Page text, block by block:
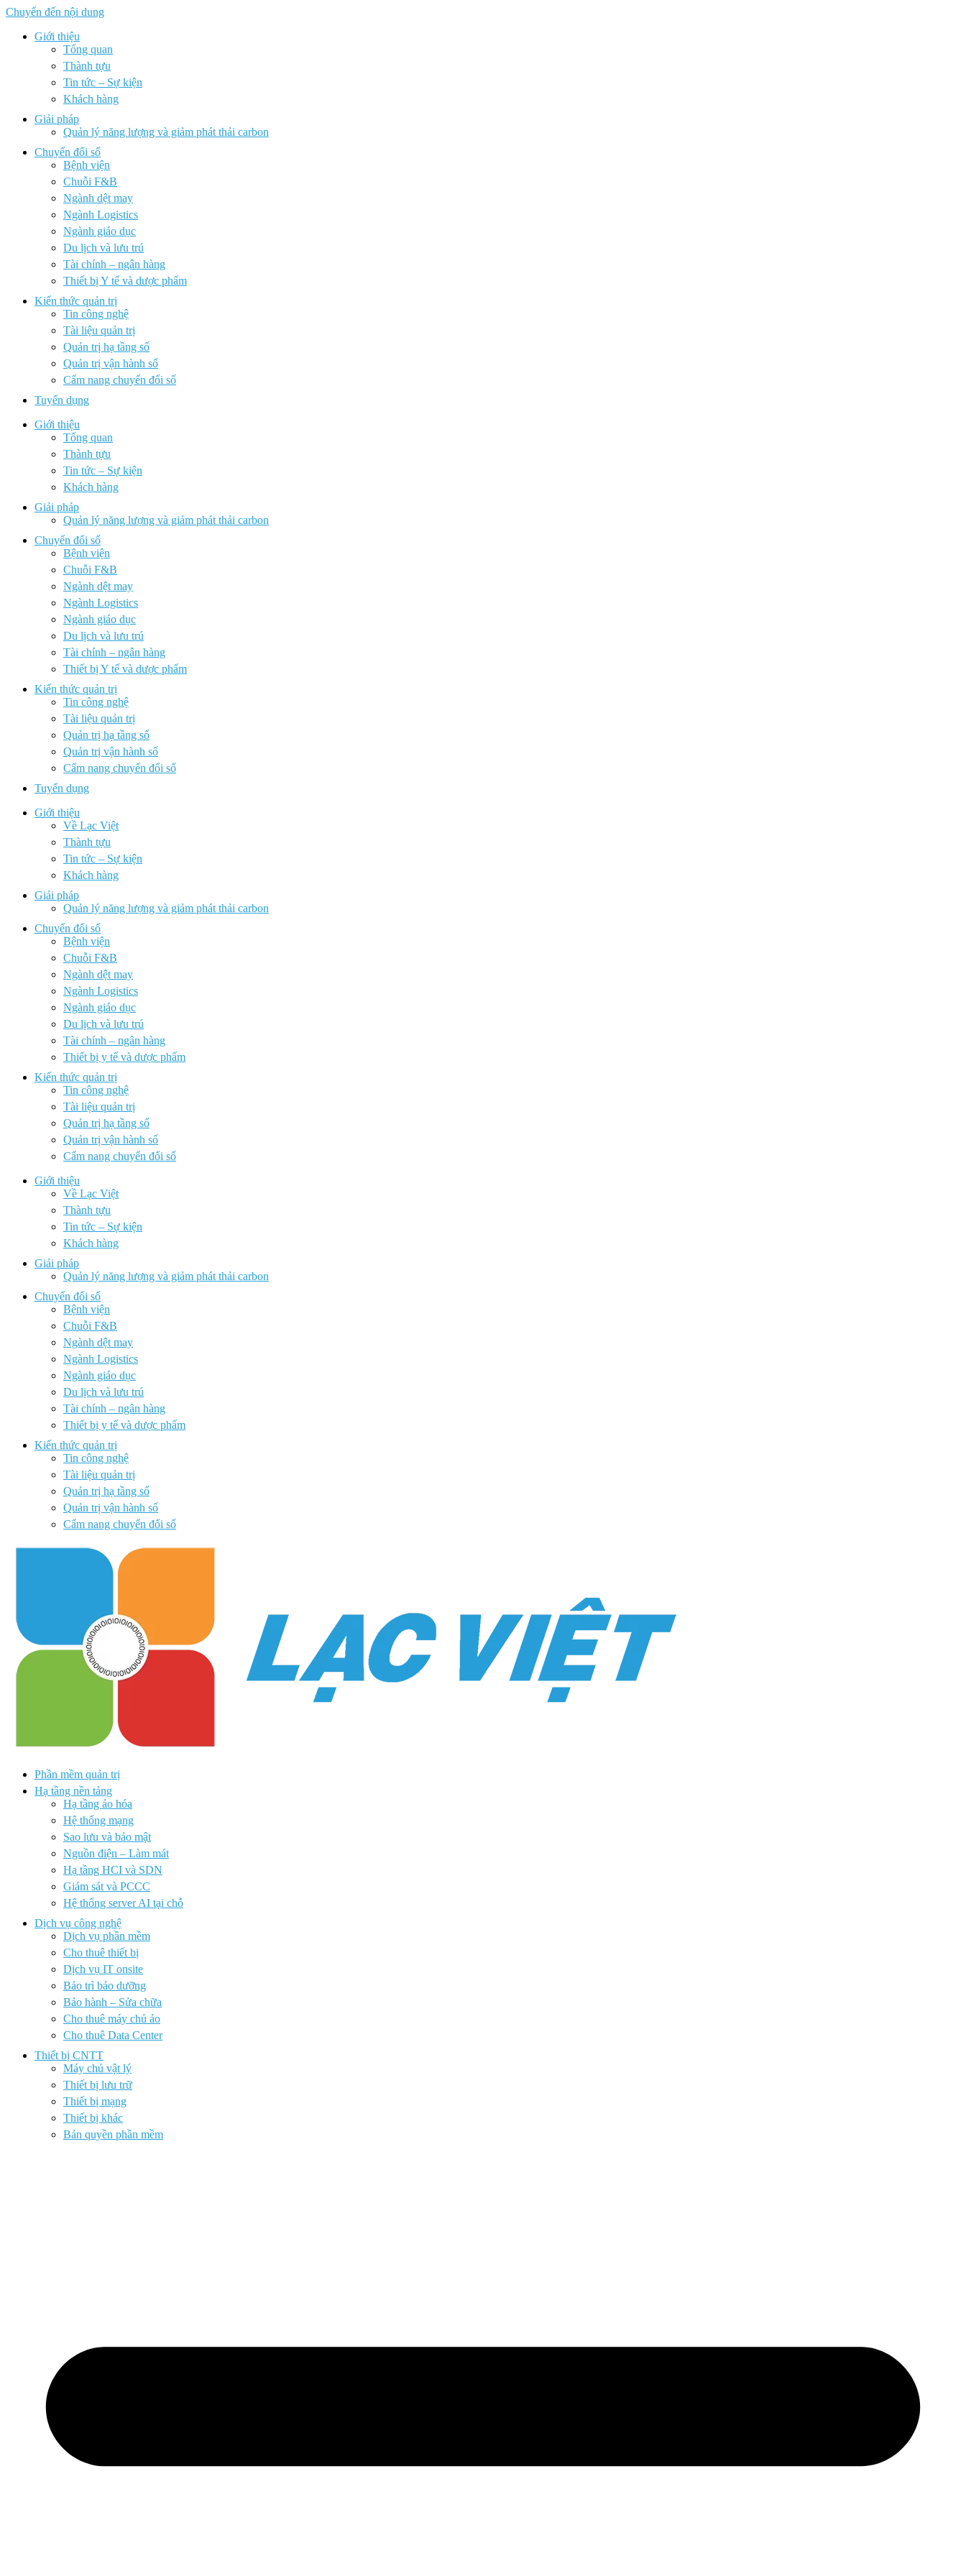
Chuyển đến nội dung
Giới thiệu
Tổng quan
Thành tựu
Tin tức – Sự kiện
Khách hàng
Giải pháp
Quản lý năng lượng và giảm phát thải carbon
Chuyển đổi số
Bệnh viện
Chuỗi F&B
Ngành dệt may
Ngành Logistics
Ngành giáo dục
Du lịch và lưu trú
Tài chính – ngân hàng
Thiết bị Y tế và dược phẩm
Kiến thức quản trị
Tin công nghệ
Tài liệu quản trị
Quản trị hạ tầng số
Quản trị vận hành số
Cẩm nang chuyển đổi số
Tuyển dụng
Giới thiệu
Tổng quan
Thành tựu
Tin tức – Sự kiện
Khách hàng
Giải pháp
Quản lý năng lượng và giảm phát thải carbon
Chuyển đổi số
Bệnh viện
Chuỗi F&B
Ngành dệt may
Ngành Logistics
Ngành giáo dục
Du lịch và lưu trú
Tài chính – ngân hàng
Thiết bị Y tế và dược phẩm
Kiến thức quản trị
Tin công nghệ
Tài liệu quản trị
Quản trị hạ tầng số
Quản trị vận hành số
Cẩm nang chuyển đổi số
Tuyển dụng
Giới thiệu
Về Lạc Việt
Thành tựu
Tin tức – Sự kiện
Khách hàng
Giải pháp
Quản lý năng lượng và giảm phát thải carbon
Chuyển đổi số
Bệnh viện
Chuỗi F&B
Ngành dệt may
Ngành Logistics
Ngành giáo dục
Du lịch và lưu trú
Tài chính – ngân hàng
Thiết bị y tế và dược phẩm
Kiến thức quản trị
Tin công nghệ
Tài liệu quản trị
Quản trị hạ tầng số
Quản trị vận hành số
Cẩm nang chuyển đổi số
Giới thiệu
Về Lạc Việt
Thành tựu
Tin tức – Sự kiện
Khách hàng
Giải pháp
Quản lý năng lượng và giảm phát thải carbon
Chuyển đổi số
Bệnh viện
Chuỗi F&B
Ngành dệt may
Ngành Logistics
Ngành giáo dục
Du lịch và lưu trú
Tài chính – ngân hàng
Thiết bị y tế và dược phẩm
Kiến thức quản trị
Tin công nghệ
Tài liệu quản trị
Quản trị hạ tầng số
Quản trị vận hành số
Cẩm nang chuyển đổi số
Phần mềm quản trị
Hạ tầng nền tảng
Hạ tầng ảo hóa
Hệ thống mạng
Sao lưu và bảo mật
Nguồn điện – Làm mát
Hạ tầng HCI và SDN
Giám sát và PCCC
Hệ thống server AI tại chỗ
Dịch vụ công nghệ
Dịch vụ phần mềm
Cho thuê thiết bị
Dịch vụ IT onsite
Bảo trì bảo dưỡng
Bảo hành – Sửa chữa
Cho thuê máy chủ ảo
Cho thuê Data Center
Thiết bị CNTT
Máy chủ vật lý
Thiết bị lưu trữ
Thiết bị mạng
Thiết bị khác
Bản quyền phần mềm